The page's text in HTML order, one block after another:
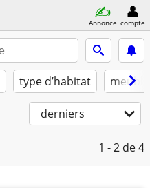
Annonce compte
type d’habitat meublé
derniers
1 - 2 de 4